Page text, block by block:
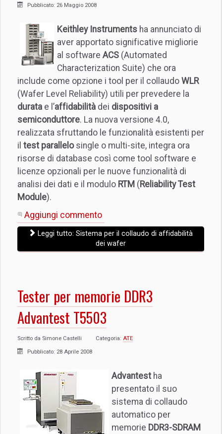
Pubblicato: 26 Maggio 2008
Keithley Instruments ha annunciato di
aver apportato significative migliorie
al software ACS (Automated
Characterization Suite) che ora
include come opzione i tool per il collaudo WLR
(Wafer Level Reliability) utili per prevedere la
durata e l’affidabilità dei dispositivi a
semiconduttore. La nuova versione 4.0,
realizzata sfruttando le funzionalità esistenti per
il test parallelosingle o multi-site, integra ora
risorse di database così come tool software e
licenze opzionali per le nuove funzionalità di
analisi dei dati e il modulo RTM (Reliability Test
Module).
Aggiungi commento
Leggi tutto: Sistema per il collaudo di affidabilità
dei wafer
Tester per memorie DDR3
Advantest T5503
Scritto da Simone Castelli Categoria: ATE
Pubblicato: 28 Aprile 2008
Advantest ha
presentato il suo
sistema di collaudo
automatico per
memorie DDR3-SDRAM